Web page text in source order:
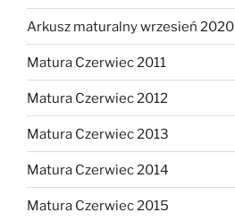
Arkusz maturalny wrzesień 2020
Matura Czerwiec 2011
Matura Czerwiec 2012
Matura Czerwiec 2013
Matura Czerwiec 2014
Matura Czerwiec 2015